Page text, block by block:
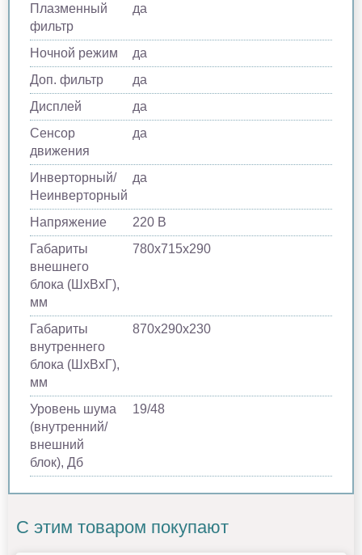
Плазменный
фильтр
да
Ночной режим
да
Доп. фильтр
да
Дисплей
да
Сенсор
движения
да
Инверторный/
Неинверторный
да
Напряжение
220 В
Габариты
внешнего
блока (ШхВхГ),
мм
780х715х290
Габариты
внутреннего
блока (ШхВхГ),
мм
870х290х230
Уровень шума
(внутренний/
внешний
блок), Дб
19/48
С этим товаром покупают